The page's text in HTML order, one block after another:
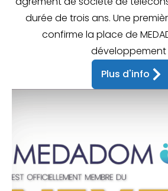
durée de trois ans. Une
confirme la place de
développement
Plus d'info